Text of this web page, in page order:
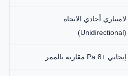
لاميناري أحادي الاتجاه
(Unidirectional)
إيجابي +8 Pa مقارنة بالممر